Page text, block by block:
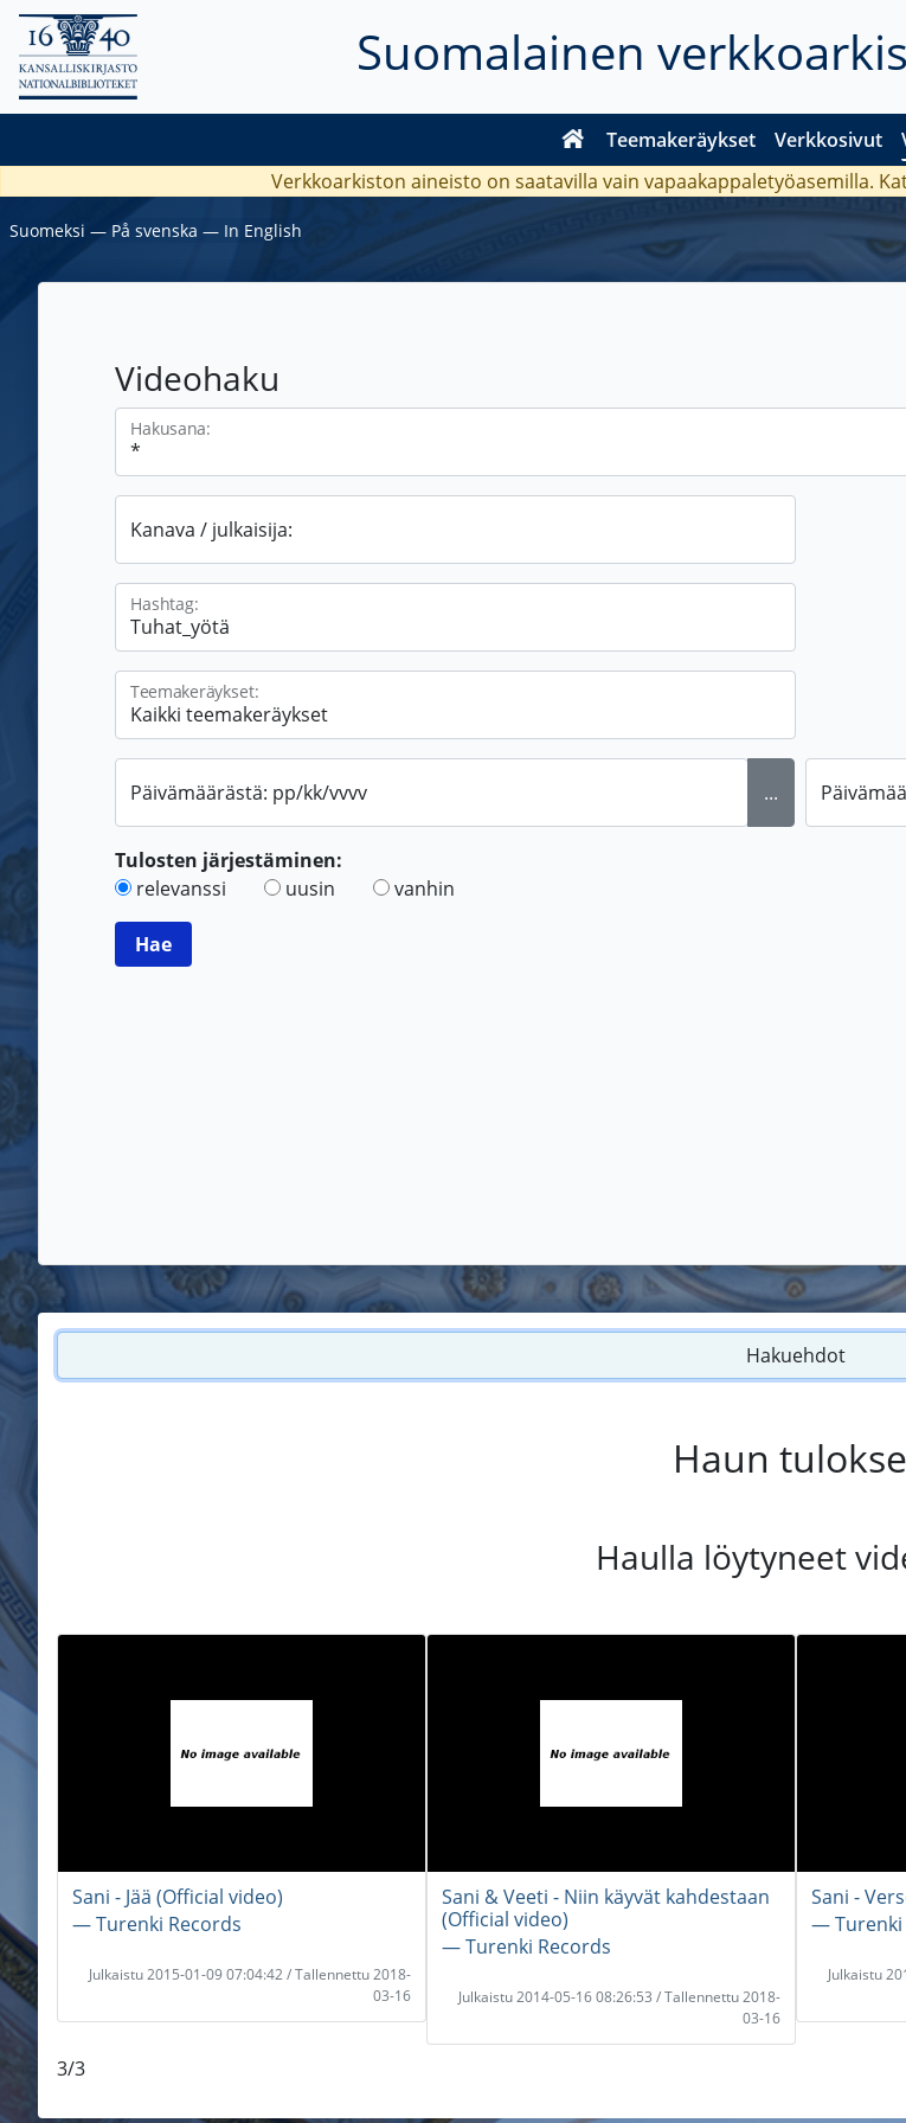
Suomalainen
Teemakeräykset Verkkosivut
Verkkoarkiston aineisto on saatavilla vain vapaakappaletyöasemilla.
Suomeksi ― På svenska ― In English
Videohaku
Hakusana:
Kanava / julkaisija:
Hashtag:
Teemakeräykset:
Päivämäärästä: pp/kk/vvvv ...
Tulosten järjestäminen:
relevanssi
uusin vanhin
Hakuehdot
Haun
Haulla löytyneet
Sani - Jää (Official video)
― Turenki Records
Julkaistu 2015-01-09 07:04:42 / Tallennettu 2018-
03-16
Sani & Veeti - Niin käyvät kahdestaan
(Official video)
― Turenki Records
Julkaistu 2014-05-16 08:26:53 / Tallennettu 2018-
03-16
Sani -
― Turenki
Julkaistu
3/3